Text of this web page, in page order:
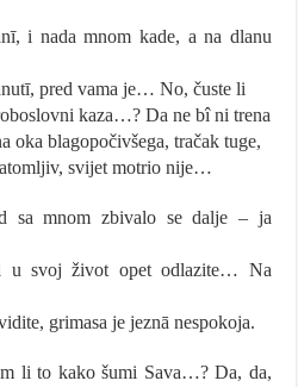
i nada mnom kade, a na dlanu
pred vama je… No, čuste li
kaza…? Da ne bî ni trena
oka blagopočivšega, tračak tuge,
svijet motrio nije…
sa mnom zbivalo se dalje – ja
u svoj život opet odlazite… Na
grimasa je jeznā nespokoja.
li to kako šumi Sava…? Da, da,